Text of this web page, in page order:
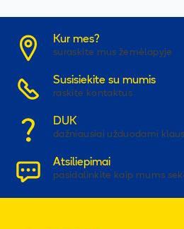
Kur mes?
suraskite mus žemėlapyje
Susisiekite su mumis
raskite kontaktus
DUK
dažniausiai užduodami
Atsiliepimai
pasidalinkite kaip mums